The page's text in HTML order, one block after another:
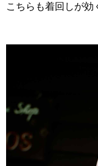
こちらも着回しが効